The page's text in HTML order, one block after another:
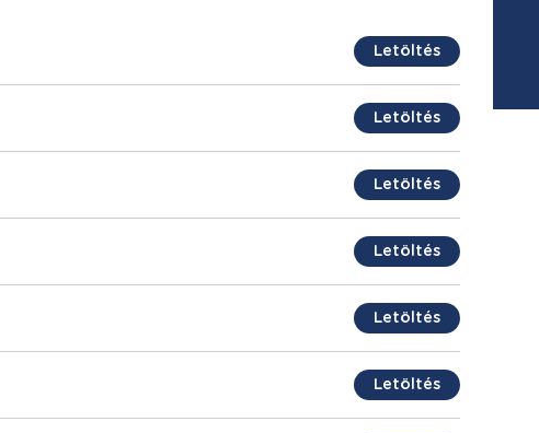
Letöltés
Letöltés
Letöltés
Letöltés
Letöltés
Letöltés